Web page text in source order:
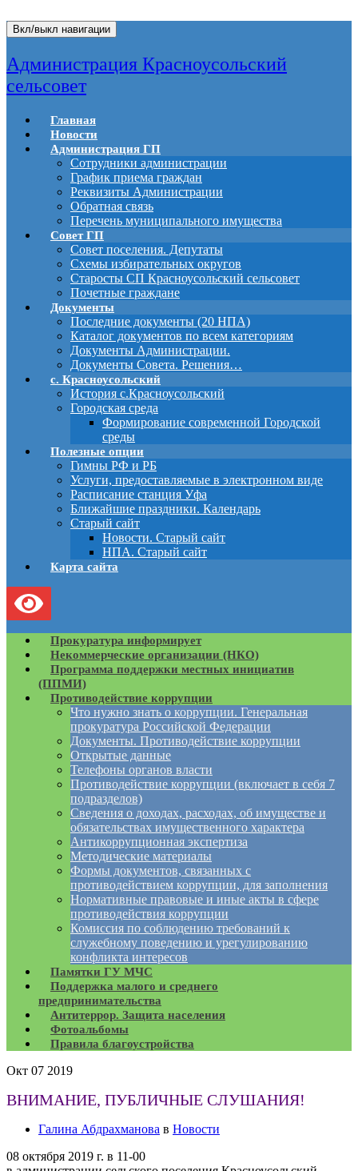
Вкл/выкл навигации
Администрация Красноусольский
сельсовет
Главная
Новости
Администрация ГП
Сотрудники администрации
График приема граждан
Реквизиты Администрации
Обратная связь
Перечень муниципального имущества
Совет ГП
Совет поселения. Депутаты
Схемы избирательных округов
Старосты СП Красноусольский сельсовет
Почетные граждане
Документы
Последние документы (20 НПА)
Каталог документов по всем категориям
Документы Администрации.
Документы Совета. Решения…
с. Красноусольский
История с.Красноусольский
Городская среда
Формирование современной Городской
среды
Полезные опции
Гимны РФ и РБ
Услуги, предоставляемые в электронном виде
Расписание станция Уфа
Ближайшие праздники. Календарь
Старый сайт
Новости. Старый сайт
НПА. Старый сайт
Карта сайта
Прокуратура информирует
Некоммерческие организации (НКО)
Программа поддержки местных инициатив
(ППМИ)
Противодействие коррупции
Что нужно знать о коррупции. Генеральная
прокуратура Российской Федерации
Документы. Противодействие коррупции
Открытые данные
Телефоны органов власти
Противодействие коррупции (включает в себя 7
подразделов)
Сведения о доходах, расходах, об имуществе и
обязательствах имущественного характера
Антикоррупционная экспертиза
Методические материалы
Формы документов, связанных с
противодействием коррупции, для заполнения
Нормативные правовые и иные акты в сфере
противодействия коррупции
Комиссия по соблюдению требований к
служебному поведению и урегулированию
конфликта интересов
Памятки ГУ МЧС
Поддержка малого и среднего
предпринимательства
Антитеррор. Защита населения
Фотоальбомы
Правила благоустройства
Окт 07 2019
ВНИМАНИЕ, ПУБЛИЧНЫЕ СЛУШАНИЯ!
Галина Абдрахманова в Новости
08 октября 2019 г. в 11-00